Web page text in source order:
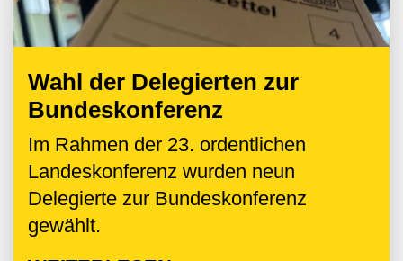
Wahl der Delegierten zur
Bundeskonferenz
Im Rahmen der 23. ordentlichen
Landeskonferenz wurden neun
Delegierte zur Bundeskonferenz
gewählt.